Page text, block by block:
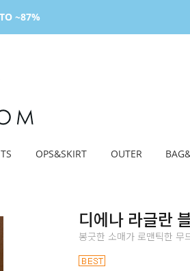
~87%
OPS&SKIRT OUTER
디에나 라글란
봉긋한 소매가 로맨틱한 무